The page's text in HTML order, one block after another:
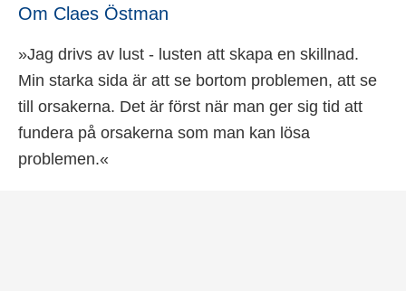
Om Claes Östman
»Jag drivs av lust - lusten att skapa en skillnad.
Min starka sida är att se bortom problemen, att se
till orsakerna. Det är först när man ger sig tid att
fundera på orsakerna som man kan lösa
problemen.«